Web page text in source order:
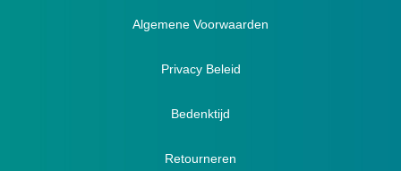
Pantoffels
Sandalen
Algemene Voorwaarden
Privacy Beleid
Bedenktijd
Retourneren